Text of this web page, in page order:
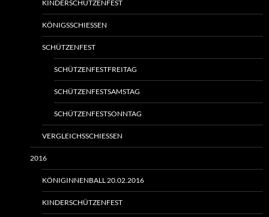
KINDERSCHÜTZENFEST
KÖNIGSSCHIESSEN
SCHÜTZENFEST
SCHÜTZENFESTFREITAG
SCHÜTZENFESTSAMSTAG
SCHÜTZENFESTSONNTAG
VERGLEICHSSCHIESSEN
2016
KÖNIGINNENBALL 20.02.2016
KINDERSCHÜTZENFEST